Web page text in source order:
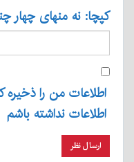
کپچا: نه منهای چهار
اطلاعات من را ذخیره
اطلاعات نداشته باشم